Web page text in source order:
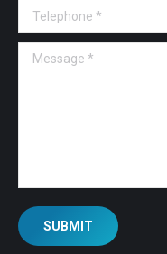
Telephone *
Message *
SUBMIT